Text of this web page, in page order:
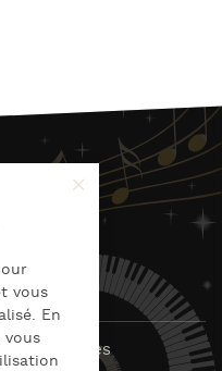
réservés
vous
En
vous